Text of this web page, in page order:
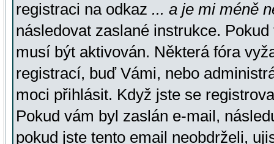
registraci na odkaz ... a je mi méně
následovat zaslané instrukce.
musí být aktivován. Některá fóra
registrací, buď Vámi, nebo
moci přihlásit. Když jste se
Pokud vám byl zaslán e-mail,
pokud jste tento email neobdrželi,